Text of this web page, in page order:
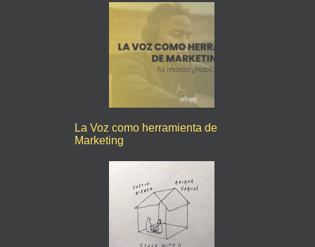
La Voz como herramienta de
Marketing